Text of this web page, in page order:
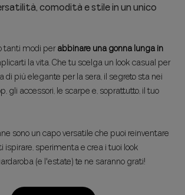
comodità e stile in un unico
tanti modi perabbinare una gonna lunga in
la vita. Che tu scelga un look casual per
di più elegante per la sera, il segreto sta nei
gli accessori, le scarpe e, soprattutto, il tuo
sono un capo versatile che puoi reinventare
ispirare, sperimenta e crea i tuoi look
(e l'estate) te ne saranno grati!